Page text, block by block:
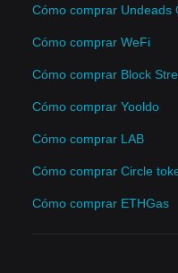
Cómo comprar Undeads
Cómo comprar WeFi
Cómo comprar Block
Cómo comprar Yooldo
Cómo comprar LAB
Cómo comprar Circle
Cómo comprar ETHGas